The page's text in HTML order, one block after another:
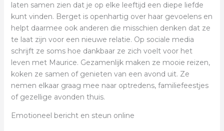
laten samen zien dat je op elke leeftijd een diepe liefde
kunt vinden. Berget is openhartig over haar gevoelens en
helpt daarmee ook anderen die misschien denken dat ze
te laat zijn voor een nieuwe relatie. Op sociale media
schrijft ze soms hoe dankbaar ze zich voelt voor het
leven met Maurice. Gezamenlijk maken ze mooie reizen,
koken ze samen of genieten van een avond uit. Ze
nemen elkaar graag mee naar optredens, familiefeestjes
of gezellige avonden thuis.
Emotioneel bericht en steun online